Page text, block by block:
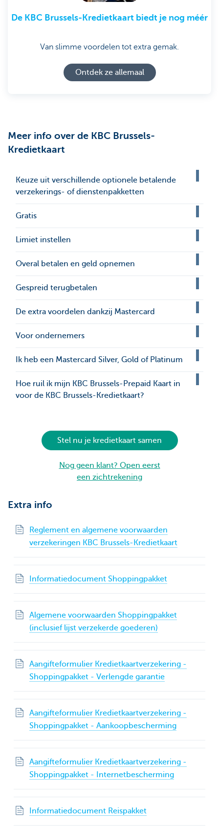
De KBC Brussels-Kredietkaart biedt je nog méér
Van slimme voordelen tot extra gemak.
Ontdek ze allemaal
Meer info over de KBC Brussels-
Kredietkaart
Keuze uit verschillende optionele betalende
verzekerings- of dienstenpakketten
Gratis
Limiet instellen
Overal betalen en geld opnemen
Gespreid terugbetalen
De extra voordelen dankzij Mastercard
Voor ondernemers
Ik heb een Mastercard Silver, Gold of Platinum
Hoe ruil ik mijn KBC Brussels-Prepaid Kaart in
voor de KBC Brussels-Kredietkaart?
Stel nu je kredietkaart samen
Nog geen klant? Open eerst
een zichtrekening
Extra info
Reglement en algemene voorwaarden
verzekeringen KBC Brussels-Kredietkaart
Informatiedocument Shoppingpakket
Algemene voorwaarden Shoppingpakket
(inclusief lijst verzekerde goederen)
Aangifteformulier Kredietkaartverzekering -
Shoppingpakket - Verlengde garantie
Aangifteformulier Kredietkaartverzekering -
Shoppingpakket - Aankoopbescherming
Aangifteformulier Kredietkaartverzekering -
Shoppingpakket - Internetbescherming
Informatiedocument Reispakket